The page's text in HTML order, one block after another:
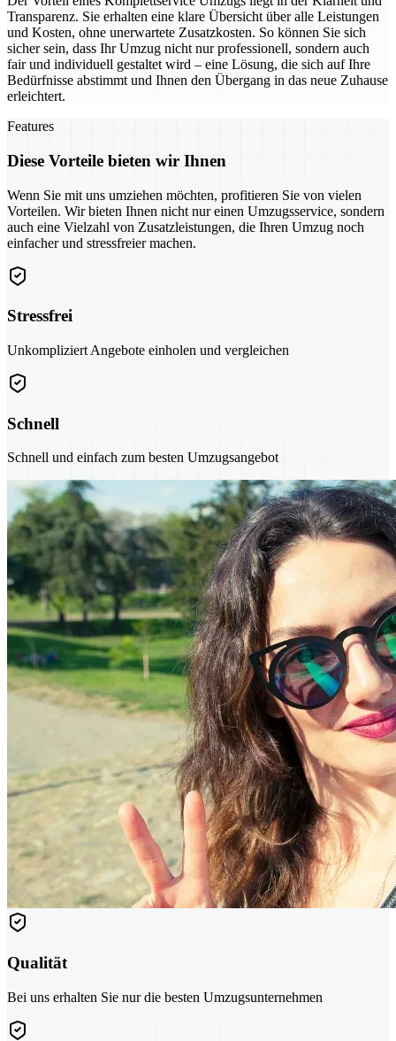
Transparenz. Sie erhalten eine klare Übersicht über alle Leistungen
und Kosten, ohne unerwartete Zusatzkosten. So können Sie sich
sicher sein, dass Ihr Umzug nicht nur professionell, sondern auch
fair und individuell gestaltet wird – eine Lösung, die sich auf Ihre
Bedürfnisse abstimmt und Ihnen den Übergang in das neue Zuhause
erleichtert.
Features
Diese Vorteile bieten wir Ihnen
Wenn Sie mit uns umziehen möchten, profitieren Sie von vielen
Vorteilen. Wir bieten Ihnen nicht nur einen Umzugsservice, sondern
auch eine Vielzahl von Zusatzleistungen, die Ihren Umzug noch
einfacher und stressfreier machen.
Stressfrei
Unkompliziert Angebote einholen und vergleichen
Schnell
Schnell und einfach zum besten Umzugsangebot
Qualität
Bei uns erhalten Sie nur die besten Umzugsunternehmen